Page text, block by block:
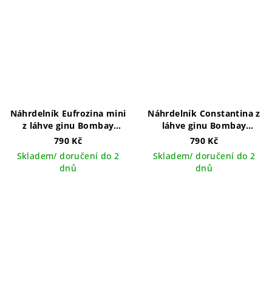
Náhrdelník Eufrozina mini
z láhve ginu Bombay
Sapphire se třpytkami
ručně vyráběný šperk v
ČR
790 Kč
Skladem/ doručení do 2
dnů
Náhrdelník Constantina z
láhve ginu Bombay
Sapphire se třpytkami
ručně vyráběný šperk v
ČR
790 Kč
Skladem/ doručení do 2
dnů